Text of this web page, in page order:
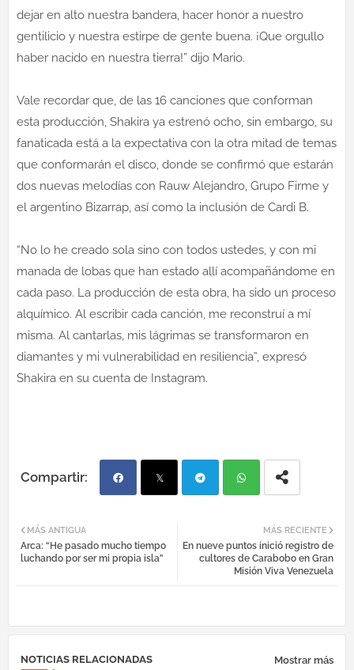
dejar en alto nuestra bandera, hacer honor a nuestro
gentilicio y nuestra estirpe de gente buena. ¡Que orgullo
haber nacido en nuestra tierra!” dijo Mario.
Vale recordar que, de las 16 canciones que conforman
esta producción, Shakira ya estrenó ocho, sin embargo, su
fanaticada está a la expectativa con la otra mitad de temas
que conformarán el disco, donde se confirmó que estarán
dos nuevas melodías con Rauw Alejandro, Grupo Firme y
el argentino Bizarrap, así como la inclusión de Cardi B.
“No lo he creado sola sino con todos ustedes, y con mi
manada de lobas que han estado allí acompañándome en
cada paso. La producción de esta obra, ha sido un proceso
alquímico. Al escribir cada canción, me reconstruí a mí
misma. Al cantarlas, mis lágrimas se transformaron en
diamantes y mi vulnerabilidad en resiliencia”, expresó
Shakira en su cuenta de Instagram.
ebo tter egr atsa
MÁS RECIENTE
En nueve puntos inició registro de
cultores de Carabobo en Gran
Misión Viva Venezuela
MÁS ANTIGUA
Arca: “He pasado mucho tiempo
luchando por ser mi propia isla”
NOTICIAS RELACIONADAS Mostrar más